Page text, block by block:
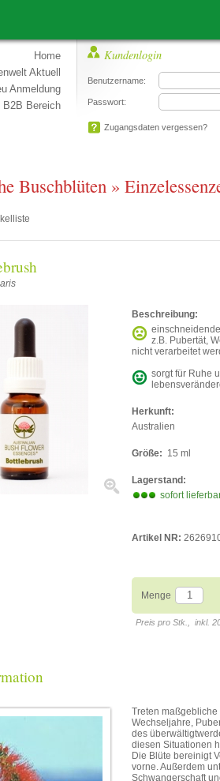
Home
Aktuell
Anmeldung
B2B Bereich
Kundenlogin
Benutzername:
Passwort:
Zugangsdaten vergessen?
Buschblüten »
Beschreibung:
z.B. Pubertät,
nicht verarbeitet
sorgt für Ruhe
Herkunft:
Australien
Größe: 15 ml
Lagerstand:
sofort
Artikel NR:
Menge
Preis pro Stk., inkl.
Treten
Wechseljahre,
des
diesen Situationen
Die Blüte bereinigt
vorne. Außerdem
Schwangerschaft